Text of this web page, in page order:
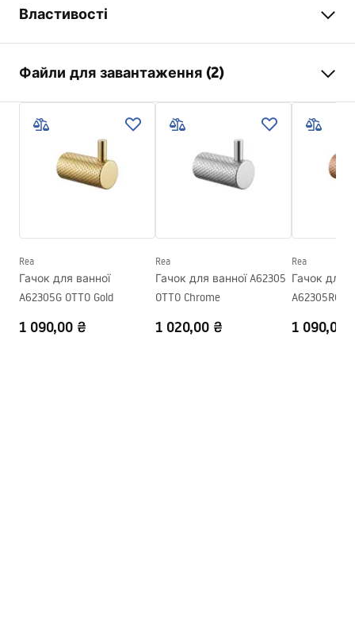
Властивості
Матеріал
Метал
Спосіб монтажу
Прикручуваний
Ширина
265
Висота
95мм
Глибина
70мм
Файли для завантаження (2)
Умови гарантії
Warranty_Terms_and_Conditions_Accessories_-_24.pdf
Rea
Гачок для ванної
A62305G OTTO Gold
1 090,00 ₴
Rea
Гачок для ванної A62305
OTTO Chrome
1 020,00 ₴
Rea
Гачок для
A62305RG
1 090,00